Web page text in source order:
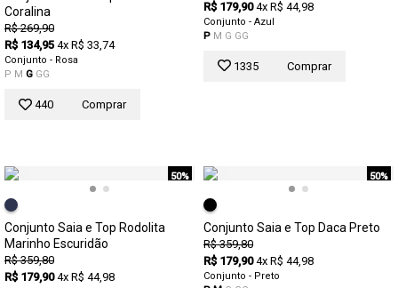
Coralina
R$ 269,90
R$ 134,95 4x R$ 33,74
Conjunto - Rosa
P M G GG
440 Comprar
R$ 179,90 4x R$ 44,98
Conjunto - Azul
P M G GG
1335 Comprar
50%
Conjunto Saia e Top Rodolita
Marinho Escuridão
R$ 359,80
R$ 179,90 4x R$ 44,98
50%
Conjunto Saia e Top Daca Preto
R$ 359,80
R$ 179,90 4x R$ 44,98
Conjunto - Preto